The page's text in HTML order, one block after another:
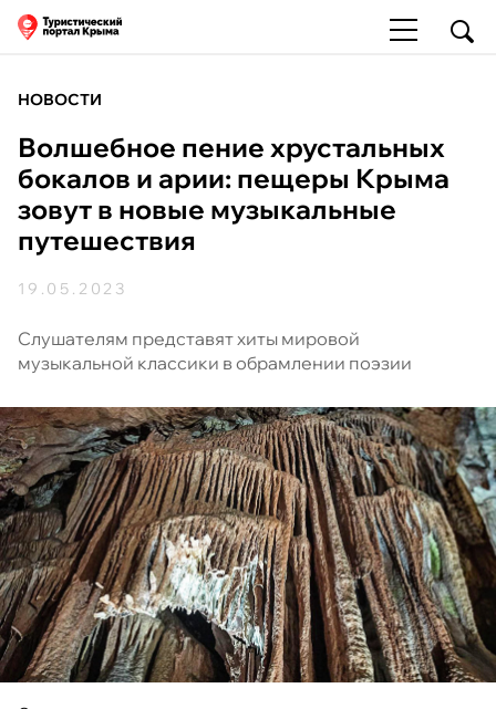
НОВОСТИ
Волшебное пение хрустальных
бокалов и арии: пещеры Крыма
зовут в новые музыкальные
путешествия
19.05.2023
Слушателям представят хиты мировой
музыкальной классики в обрамлении поэзии